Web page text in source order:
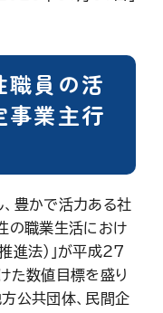
員の活
事業主行
豊かで活力ある社
の職業生活におけ
進法）」が平成27
た数値目標を盛り
公共団体、民間企